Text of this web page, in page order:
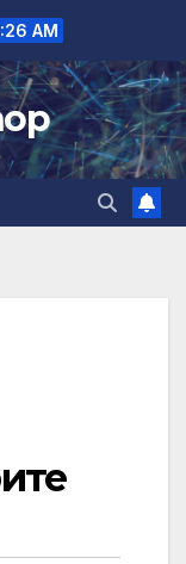
AM